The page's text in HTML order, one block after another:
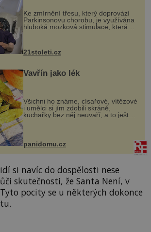
Ke zmírnění třesu, který doprovází
Parkinsonovu chorobu, je využívána
hluboká mozková stimulace, která
však vyžaduje vysoce invazivní
k dostatečně přesnému zacílení ...
21stoleti.cz
Vavřín jako lék
Všichni ho známe, císařové, vítězové
i umělci si jím zdobili skráně,
kuchařky bez něj neuvaří, a to ještě
nevíte, že bobkový list může výrazně
zmírnit některé naše neduhy.
Obsahuje v malém množství ně...
panidomu.cz
si navíc do dospělosti nese
skutečnosti, že Santa Není, v
pocity se u některých dokonce